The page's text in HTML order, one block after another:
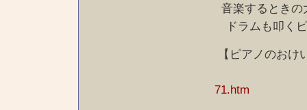
音楽するときの
ドラムも叩く
【ピアノのおけ
71.htm